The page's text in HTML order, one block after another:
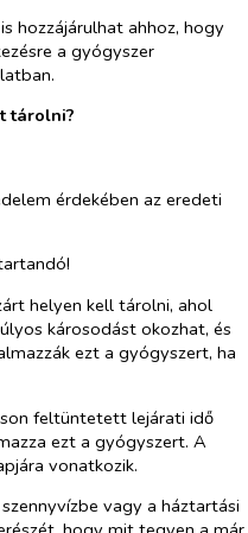
hozzájárulhat ahhoz, hogy
a gyógyszer
tárolni?
érdekében az eredeti
helyen kell tárolni, ahol
károsodást okozhat, és
ezt a gyógyszert, ha
feltüntetett lejárati idő
ezt a gyógyszert. A
vonatkozik.
vagy a háztartási